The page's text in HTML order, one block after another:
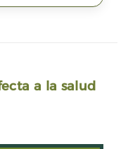
a la salud